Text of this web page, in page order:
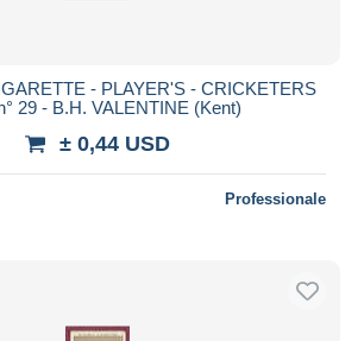
- PLAYER'S - CRICKETERS
29 - B.H. VALENTINE (Kent)
± 0,44 USD
Professionale